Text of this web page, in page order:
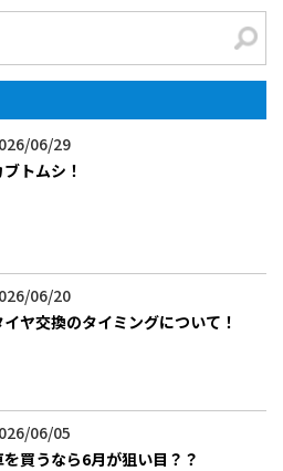
06/29
ブトムシ！
06/20
イヤ交換のタイミングについて！
06/05
を買うなら6月が狙い目？？